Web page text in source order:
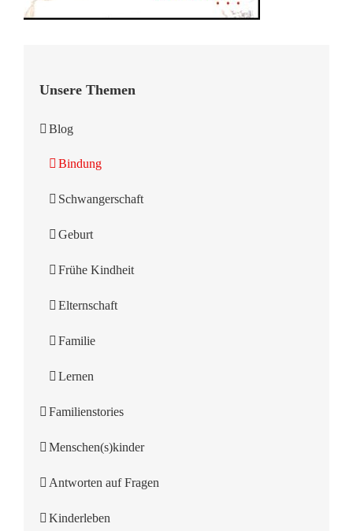
Unsere Themen
Blog
Bindung
Schwangerschaft
Geburt
Frühe Kindheit
Elternschaft
Familie
Lernen
Familienstories
Menschen(s)kinder
Antworten auf Fragen
Kinderleben